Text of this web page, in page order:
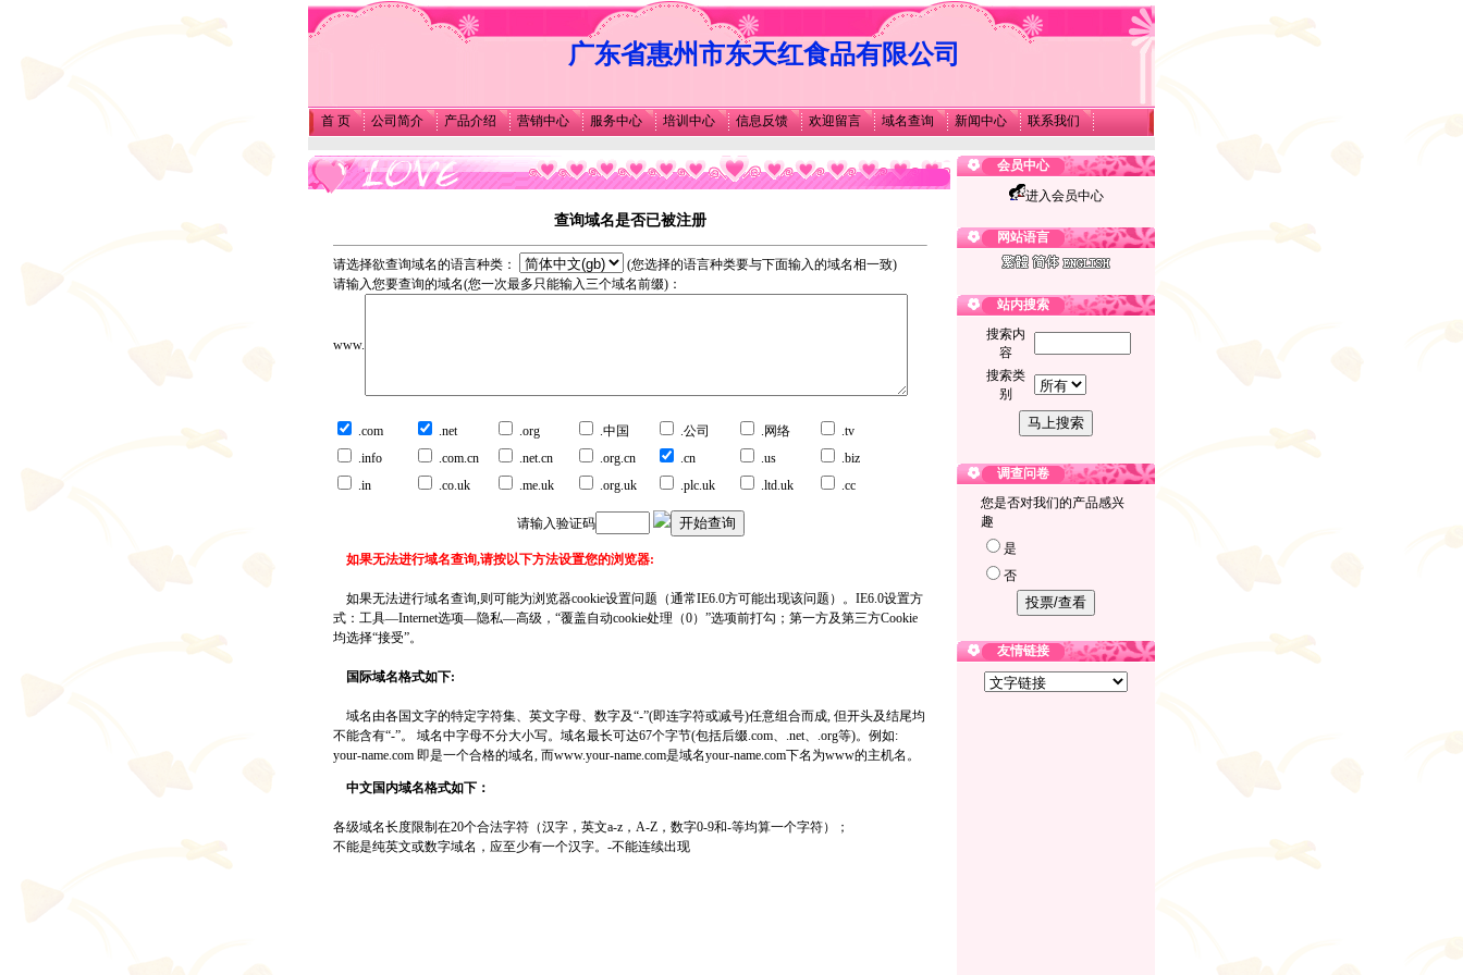
广东省惠州市东天红食品有限公司
首 页 公司简介 产品介绍 营销中心 服务中心 培训中心 信息反馈 欢迎留言 域名查询 新闻中心 联系我们
会员中心
进入会员中心
网站语言
站内搜索
搜索内
容
搜索类
别
调查问卷
您是否对我们的产品感兴
趣
是
否
友情链接